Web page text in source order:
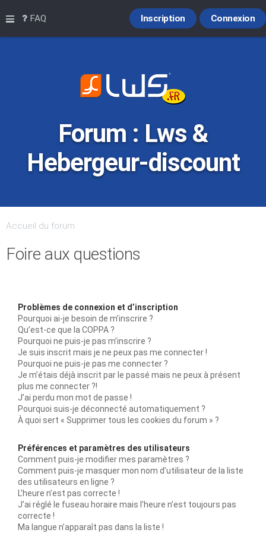
Raccourcis
FAQ Connexion
Inscription
Forum : Lws &
Hebergeur-discount
Accueil du forum
Foire aux questions
Problèmes de connexion et d’inscription
Pourquoi ai-je besoin de m’inscrire ?
Qu’est-ce que la COPPA ?
Pourquoi ne puis-je pas m’inscrire ?
Je suis inscrit mais je ne peux pas me connecter !
Pourquoi ne puis-je pas me connecter ?
Je m’étais déjà inscrit par le passé mais ne peux à présent
plus me connecter ?!
J’ai perdu mon mot de passe !
Pourquoi suis-je déconnecté automatiquement ?
À quoi sert « Supprimer tous les cookies du forum » ?
Préférences et paramètres des utilisateurs
Comment puis-je modifier mes paramètres ?
Comment puis-je masquer mon nom d’utilisateur de la liste
des utilisateurs en ligne ?
L’heure n’est pas correcte !
J’ai réglé le fuseau horaire mais l’heure n’est toujours pas
correcte !
Ma langue n’apparaît pas dans la liste !